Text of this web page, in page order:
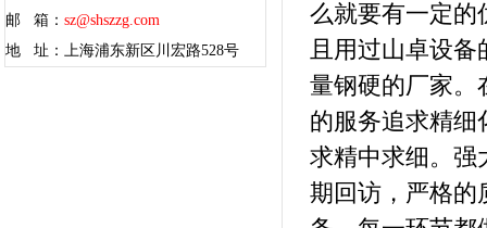
邮 箱： sz@shszzg.com
地 址：上海浦东新区川宏路528号
么就要有一定的
且用过山卓设备
量钢硬的厂家。
的服务追求精细
求精中求细。强
期回访，严格的